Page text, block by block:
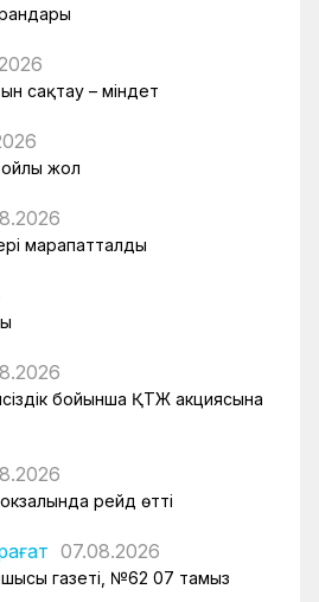
сақтау – міндет
жол
марапатталды
бойынша ҚТЖ акциясына
рейд өтті
07.08.2026
газеті, №62 07 тамыз